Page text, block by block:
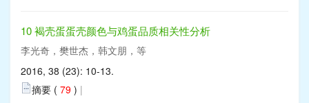
10 褐壳蛋蛋壳颜色与鸡蛋品质相关性分析
李光奇，樊世杰，韩文朋，等
2016, 38 (23): 10-13.
摘要 ( 79 ) |